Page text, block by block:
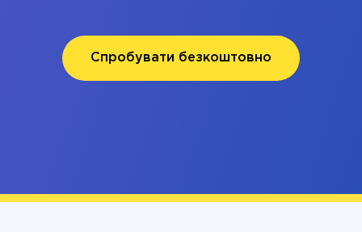
Спробувати безкоштовно